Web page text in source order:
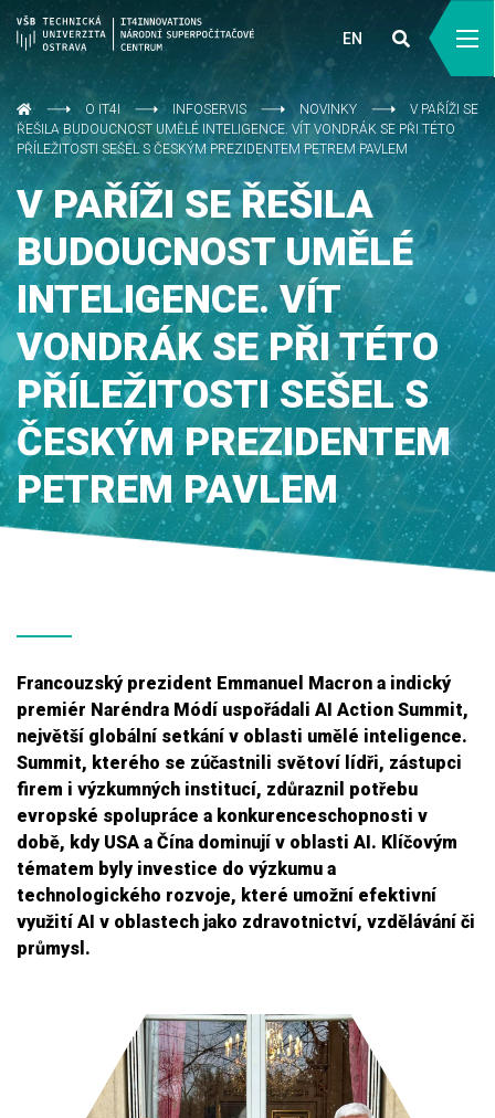
EN
O IT4I INFOSERVIS NOVINKY
V PAŘÍŽI SE
ŘEŠILA BUDOUCNOST UMĚLÉ INTELIGENCE. VÍT VONDRÁK SE PŘI TÉTO
PŘÍLEŽITOSTI SEŠEL S ČESKÝM PREZIDENTEM PETREM PAVLEM
V PAŘÍŽI SE ŘEŠILA
BUDOUCNOST UMĚLÉ
INTELIGENCE. VÍT
VONDRÁK SE PŘI TÉTO
PŘÍLEŽITOSTI SEŠEL S
ČESKÝM PREZIDENTEM
PETREM PAVLEM
Francouzský prezident Emmanuel Macron a indický
premiér Naréndra Módí uspořádali AI Action Summit,
největší globální setkání v oblasti umělé inteligence.
Summit, kterého se zúčastnili světoví lídři, zástupci
firem i výzkumných institucí, zdůraznil potřebu
evropské spolupráce a konkurenceschopnosti v
době, kdy USA a Čína dominují v oblasti AI. Klíčovým
tématem byly investice do výzkumu a
technologického rozvoje, které umožní efektivní
využití AI v oblastech jako zdravotnictví, vzdělávání či
průmysl.